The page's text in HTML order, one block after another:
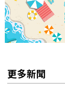
更多新聞